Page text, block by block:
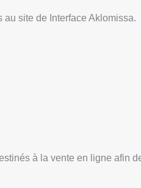
site de Interface Aklomissa.
à la vente en ligne afin